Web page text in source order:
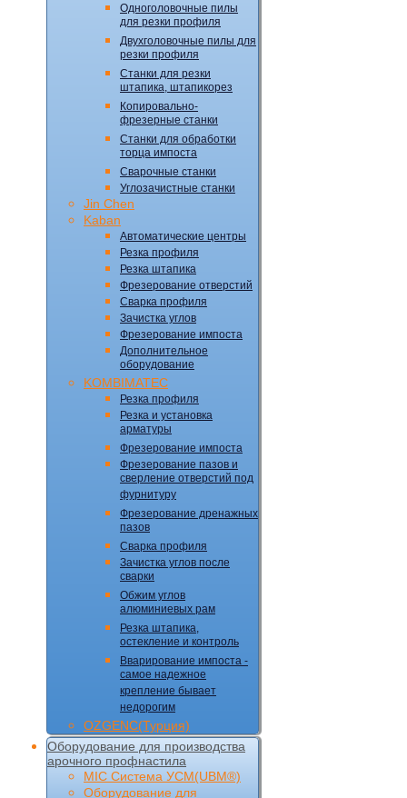
Одноголовочные пилы
для резки профиля
Двухголовочные пилы для
резки профиля
Станки для резки
штапика, штапикорез
Копировально-
фрезерные станки
Станки для обработки
торца импоста
Сварочные станки
Углозачистные станки
Jin Chen
Kaban
Автоматические центры
Резка профиля
Резка штапика
Фрезерование отверстий
Сварка профиля
Зачистка углов
Фрезерование импоста
Дополнительное
оборудование
KOMBIMATEC
Резка профиля
Резка и установка
арматуры
Фрезерование импоста
Фрезерование пазов и
сверление отверстий под
фурнитуру
Фрезерование дренажных
пазов
Сварка профиля
Зачистка углов после
сварки
Обжим углов
алюминиевых рам
Резка штапика,
остекление и контроль
Вварирование импоста -
самое надежное
крепление бывает
недорогим
OZGENC(Турция)
Оборудование для производства
арочного профнастила
MIC Cистема УCM(UBM®)
Оборудование для